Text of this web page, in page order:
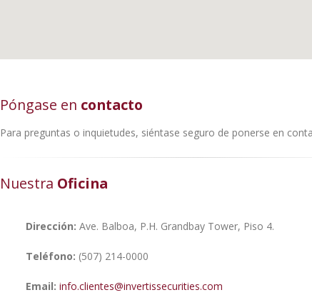
Póngase en contacto
Para preguntas o inquietudes, siéntase seguro de ponerse en
Nuestra Oficina
Dirección: Ave. Balboa, P.H. Grandbay Tower, Piso 4.
Teléfono: (507) 214-0000
Email: info.clientes@invertissecurities.com